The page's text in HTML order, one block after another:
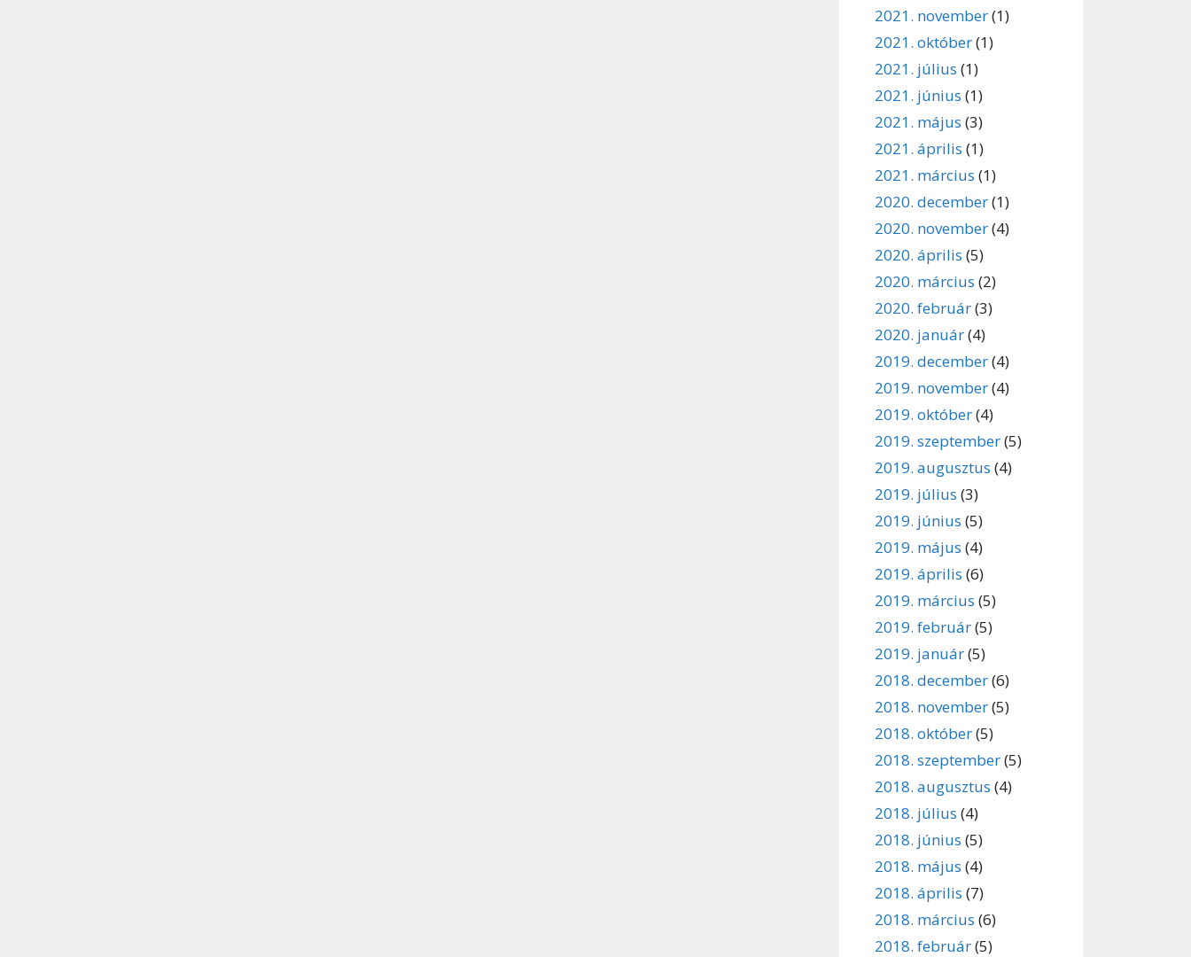
2021. november(1)
2021. október(1)
2021. július (1)
2021. június (1)
2021. május (3)
2021. április (1)
2021. március (1)
2020. december(1)
2020. november(4)
2020. április (5)
2020. március (2)
2020. február(3)
2020. január(4)
2019. december(4)
2019. november(4)
2019. október(4)
2019. szeptember(5)
2019. augusztus (4)
2019. július (3)
2019. június (5)
2019. május (4)
2019. április (6)
2019. március (5)
2019. február(5)
2019. január(5)
2018. december(6)
2018. november(5)
2018. október(5)
2018. szeptember(5)
2018. augusztus (4)
2018. július (4)
2018. június (5)
2018. május (4)
2018. április (7)
2018. március (6)
2018. február(5)